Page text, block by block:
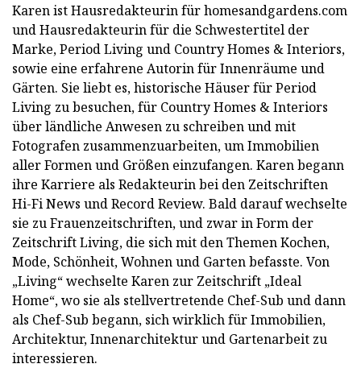
Karen ist Hausredakteurin für homesandgardens.com
und Hausredakteurin für die Schwestertitel der
Marke, Period Living und Country Homes & Interiors,
sowie eine erfahrene Autorin für Innenräume und
Gärten. Sie liebt es, historische Häuser für Period
Living zu besuchen, für Country Homes & Interiors
über ländliche Anwesen zu schreiben und mit
Fotografen zusammenzuarbeiten, um Immobilien
aller Formen und Größen einzufangen. Karen begann
ihre Karriere als Redakteurin bei den Zeitschriften
Hi-Fi News und Record Review. Bald darauf wechselte
sie zu Frauenzeitschriften, und zwar in Form der
Zeitschrift Living, die sich mit den Themen Kochen,
Mode, Schönheit, Wohnen und Garten befasste. Von
„Living“ wechselte Karen zur Zeitschrift „Ideal
Home“, wo sie als stellvertretende Chef-Sub und dann
als Chef-Sub begann, sich wirklich für Immobilien,
Architektur, Innenarchitektur und Gartenarbeit zu
interessieren.